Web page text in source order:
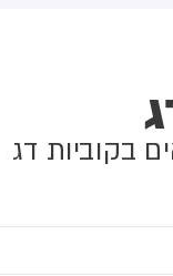
בקוביות דג